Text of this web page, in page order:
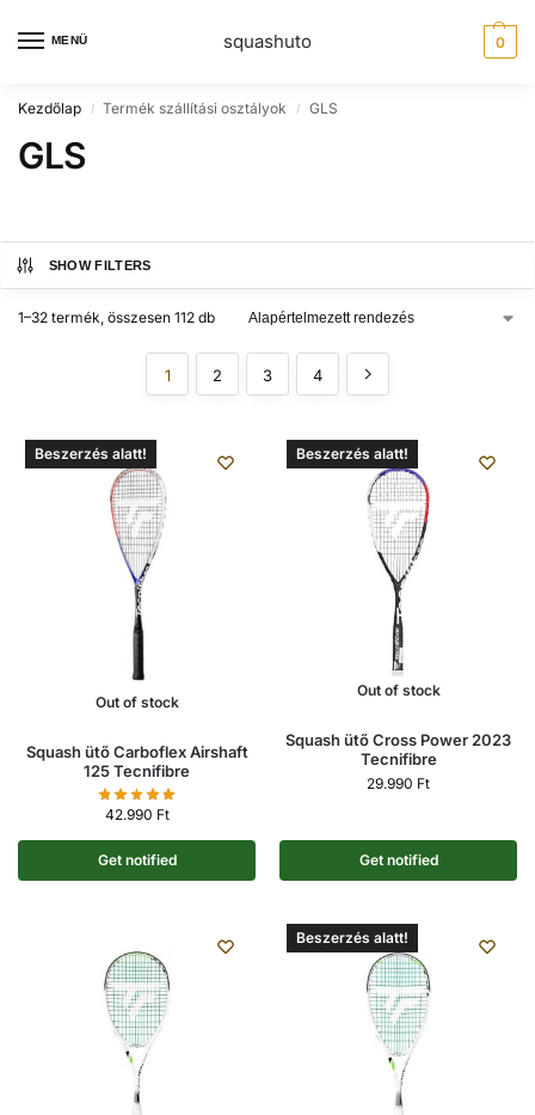
MENÜ squashuto 0
Kezdőlap / Termék szállítási osztályok / GLS
GLS
SHOW FILTERS
1–32 termék, összesen 112 db
1 2 3 4
Out of stock
Beszerzés alatt!
Squash ütő Carboflex Airshaft
125 Tecnifibre
42.990 Ft
Get notified
Out of stock
Beszerzés alatt!
Squash ütő Cross Power 2023
Tecnifibre
29.990 Ft
Get notified
Beszerzés alatt!